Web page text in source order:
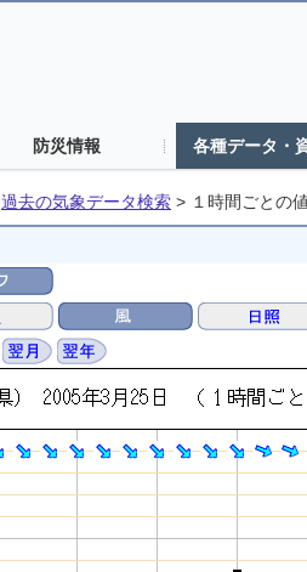
防災情報 各種データ・
過去の気象データ検索 > １時間ごとの